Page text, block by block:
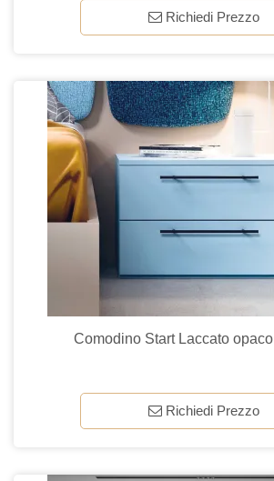
Richiedi Prezzo
Comodino Start Laccato
Richiedi Prezzo